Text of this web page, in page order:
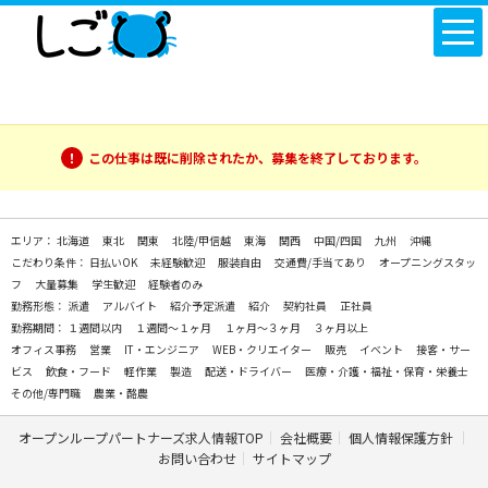
この仕事は既に削除されたか、募集を終了しております。
エリア： 北海道 東北 関東 北陸/甲信越 東海 関西 中国/四国 九州
沖縄
こだわり条件： 日払いOK 未経験歓迎 服装自由 交通費/手当てあり
オープニングスタッ
フ
大量募集 学生歓迎
経験者のみ
勤務形態： 派遣 アルバイト 紹介予定派遣 紹介 契約社員
正社員
勤務期間： １週間以内 １週間～１ヶ月 １ヶ月～３ヶ月
３ヶ月以上
オフィス事務
営業 IT・エンジニア WEB・クリエイター 販売 イベント
接客・サー
ビス
飲食・フード 軽作業 製造 配送・ドライバー
医療・介護・福祉・保育・栄養士
その他/専門職
農業・酪農
オープンループパートナーズ求人情報TOP 会社概要
個人情報保護方針
お問い合わせ
サイトマップ